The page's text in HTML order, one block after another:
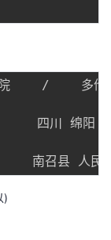
/    多伦
四川 绵阳
)